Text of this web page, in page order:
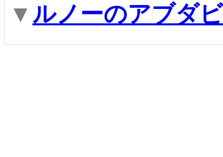
▼ ルノーのアブダ